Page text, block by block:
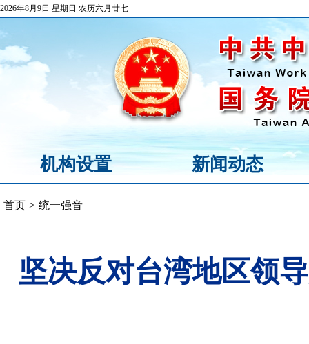
2026年8月9日 星期日 农历六月廿七
机构设置 新闻动态
首页 > 统一强音
坚决反对台湾地区领